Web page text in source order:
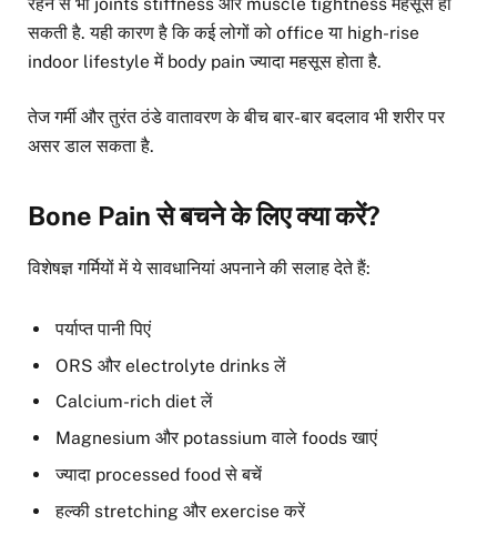
सकती है. यही कारण है कि कई लोगों को office या high-rise
indoor lifestyle में body pain ज्यादा महसूस होता है.
तेज गर्मी और तुरंत ठंडे वातावरण के बीच बार-बार बदलाव भी शरीर पर
असर डाल सकता है.
Bone Pain से बचने के लिए क्या करें?
विशेषज्ञ गर्मियों में ये सावधानियां अपनाने की सलाह देते हैं:
पर्याप्त पानी पिएं
ORS और electrolyte drinks लें
Calcium-rich diet लें
Magnesium और potassium वाले foods खाएं
ज्यादा processed food से बचें
हल्की stretching और exercise करें